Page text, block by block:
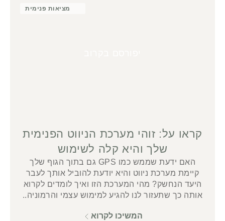
קראו על: זוהי מערכת הניווט הפנימית
שלך והיא קלה לשימוש
האם ידעת שממש כמו GPS גם בתוך הגוף שלך
קיימת מערכת ניווט והיא יודעת להוביל אותך לעבר
היעד הנחשק? מהי המערכת הזו ואיך לומדים לקרוא
אותה כך שתעזור לנו להגיע למימוש עצמי והרמוניה..
המשיכו לקרוא
מציאות פנימית